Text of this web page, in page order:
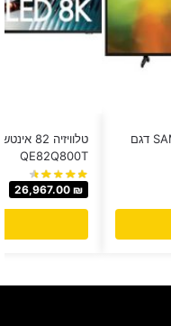
טלוויזיה 55 אינטש SAMSUNG Smart TV 4K דגם
QE82Q800T
26,967.00 ₪